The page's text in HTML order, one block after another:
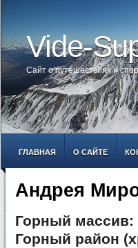
Vide-
Сайт о путешествиях и
ГЛАВНАЯ О САЙТЕ
Андрея
Горный массив:
Горный район